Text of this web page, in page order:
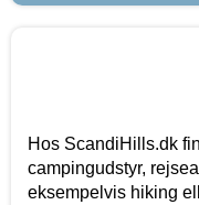
Hos ScandiHills.dk
campingudstyr,
eksempelvis hiking